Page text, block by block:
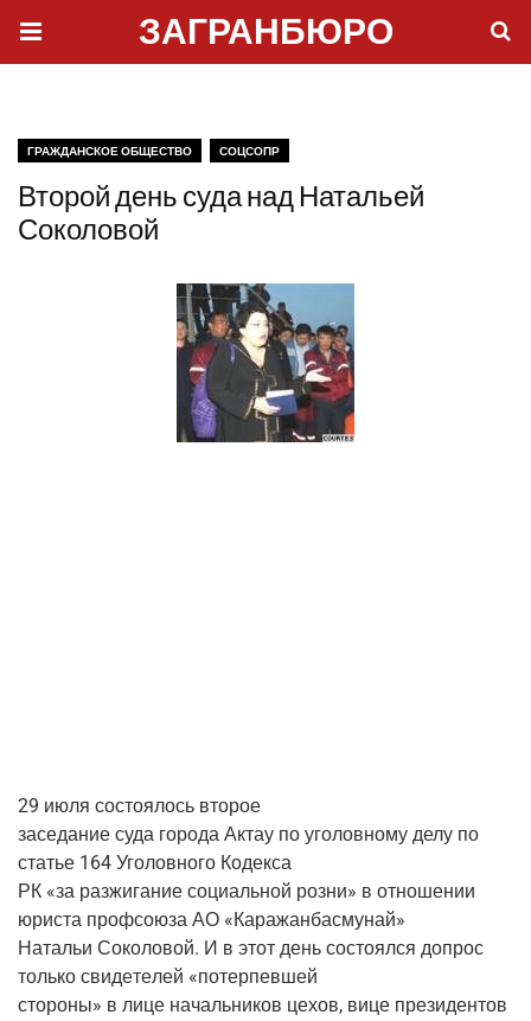
ЗАГРАНБЮРО
ГРАЖДАНСКОЕ ОБЩЕСТВО СОЦСОПР
Второй день суда над Натальей
Соколовой
29 июля состо­я­лось второе
засе­да­ние суда горо­да Актау по уго­лов­но­му делу по
ста­тье 164 Уго­лов­но­го Кодекса
РК «за раз­жи­га­ние соци­аль­ной роз­ни» в отно­ше­нии
юри­ста проф­со­ю­за АО «Кара­жан­бас­му­най»
Ната­льи Соко­ло­вой. И в этот день состо­ял­ся допрос
толь­ко сви­де­те­лей «потер­пев­шей
сто­ро­ны» в лице началь­ни­ков цехов, вице пре­зи­ден­тов